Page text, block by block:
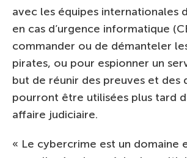
avec les équipes internationales
en cas d’urgence informatique
commander ou de démanteler
pirates, ou pour espionner un
but de réunir des preuves et des
pourront être utilisées plus tard
affaire judiciaire.
« Le cybercrime est un domaine